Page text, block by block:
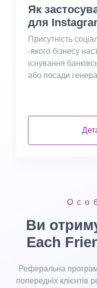
Як
для
Присутність
-якого бізнесу
існування
або посади
Ви
Each
Реферальна
попередніх клієнтів